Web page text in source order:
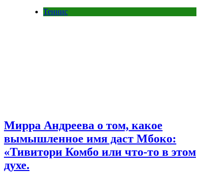
Теннис
Мирра Андреева о том, какое
вымышленное имя даст Мбоко:
«Тивитори Комбо или что-то в этом
духе.